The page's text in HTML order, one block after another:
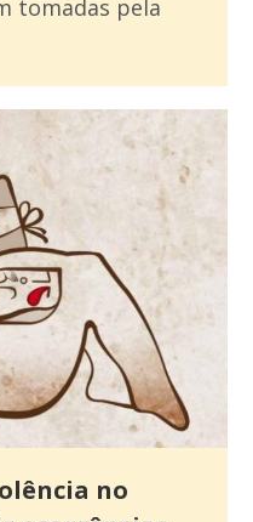
tomadas pela
no